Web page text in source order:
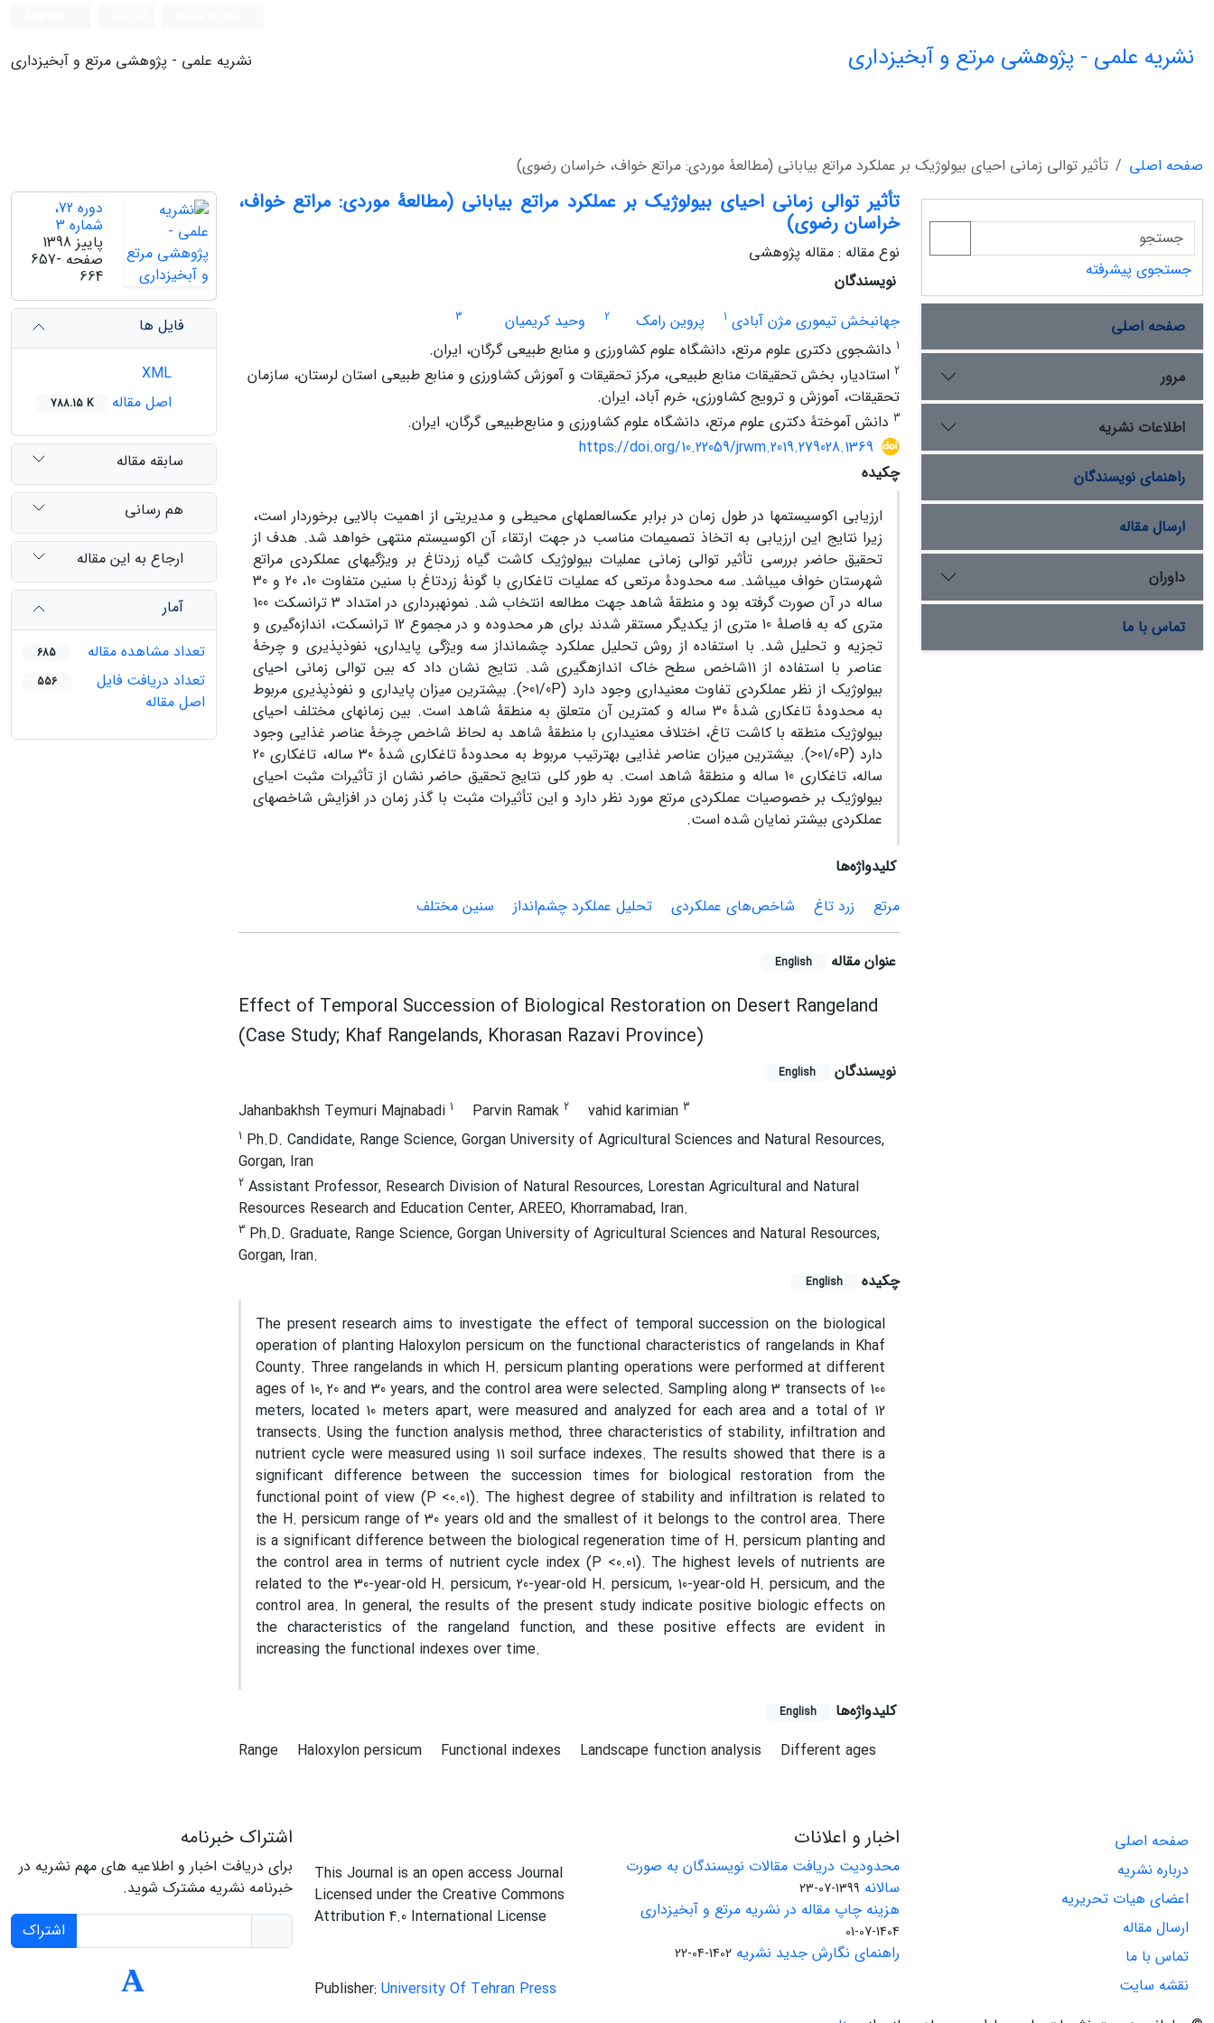
نشریه علمی - پژوهشی مرتع و آبخیزداری نشریه علمی - پژوهشی مرتع و آبخیزداری
صفحه اصلی تأثیر توالی زمانی احیای بیولوژیک بر عملکرد مراتع بیابانی (مطالعۀ موردی: مراتع خواف، خراسان رضوی)
تأثیر توالی زمانی احیای بیولوژیک بر عملکرد مراتع بیابانی (مطالعۀ موردی: مراتع خواف،
خراسان رضوی)
نوع مقاله : مقاله پژوهشی
نویسندگان
جهانبخش تیموری مژن آبادی 1 پروین رامک 2 وحید کریمیان
3
1 دانشجوی دکتری علوم مرتع، دانشگاه علوم کشاورزی و منابع طبیعی گرگان، ایران.
2 استادیار، بخش تحقیقات منابع طبیعی، مرکز تحقیقات و آموزش کشاورزی و منابع طبیعی استان لرستان، سازمان
تحقیقات، آموزش و ترویج کشاورزی، خرم آباد، ایران.
3 دانش آموختۀ دکتری علوم مرتع، دانشگاه علوم کشاورزی و منابع‌طبیعی گرگان، ایران.
https://doi.org/10.22059/jrwm.2019.279028.1369
چکیده
ارزیابی اکوسیستم­ها در طول زمان در برابر عکس­العمل­های محیطی و مدیریتی از اهمیت بالایی برخوردار است،
زیرا نتایج این ارزیابی به اتخاذ تصمیمات مناسب در جهت ارتقاء آن اکوسیستم منتهی خواهد شد. هدف از
تحقیق حاضر بررسی تأثیر توالی زمانی عملیات بیولوژیک کاشت گیاه زردتاغ بر ویژگی­های عملکردی مراتع
شهرستان خواف می­باشد. سه محدودۀ مرتعی که عملیات تاغکاری­ با گونۀ زردتاغ با سنین متفاوت 10، 20 و 30
ساله در آن صورت گرفته بود و منطقۀ شاهد جهت مطالعه انتخاب شد. نمونه­برداری در امتداد 3 ترانسکت­ 100
متری که به فاصلۀ 10 متری از یکدیگر مستقر شدند برای هر محدوده و در مجموع 12 ترانسکت، اندازه‌گیری و
تجزیه و تحلیل شد. با استفاده از روش تحلیل عملکرد چشم­انداز سه ویژگی پایداری، نفوذپذیری و چرخۀ
عناصر با استفاده از 11شاخص سطح خاک اندازه­گیری شد.­ نتایج نشان داد که بین توالی زمانی احیای
بیولوژیک از نظر عملکردی تفاوت معنی­داری وجود دارد (01/0P<). بیشترین میزان پایداری و نفوذپذیری مربوط
به محدودۀ تاغکاری شدۀ 30 ساله و کمترین آن متعلق به منطقۀ شاهد است. بین زمان­های مختلف احیای
بیولوژیک منطقه با کاشت تاغ، اختلاف معنی­داری با منطقۀ شاهد به لحاظ شاخص چرخۀ عناصر غذایی وجود
دارد (01/0P<). بیشترین میزان عناصر غذایی به­ترتیب مربوط به محدودۀ تاغکاری شدۀ 30 ساله، تاغکاری 20
ساله، تاغکاری 10 ساله و منطقۀ شاهد است. به طور کلی نتایج تحقیق حاضر نشان از تأثیرات مثبت احیای
بیولوژیک بر خصوصیات عملکردی مرتع مورد نظر دارد و این تأثیرات مثبت با گذر زمان در افزایش شاخص­های
عملکردی بیشتر نمایان شده است.
کلیدواژه‌ها
مرتع
زرد تاغ شاخص‌های عملکردی تحلیل عملکرد چشم‌انداز سنین مختلف
عنوان مقاله English
Effect of Temporal Succession of Biological Restoration on Desert Rangeland
(Case Study; Khaf Rangelands, Khorasan Razavi Province)
نویسندگان English
Jahanbakhsh Teymuri Majnabadi 1 Parvin Ramak 2 vahid karimian 3
1 Ph.D. Candidate, Range Science, Gorgan University of Agricultural Sciences and Natural Resources,
Gorgan, Iran
2 Assistant Professor, Research Division of Natural Resources, Lorestan Agricultural and Natural
Resources Research and Education Center, AREEO, Khorramabad, Iran.
3 Ph.D. Graduate, Range Science, Gorgan University of Agricultural Sciences and Natural Resources,
Gorgan, Iran.
چکیده
English
The present research aims to investigate the effect of temporal succession on the biological
operation of planting Haloxylon persicum on the functional characteristics of rangelands in Khaf
County. Three rangelands in which H. persicum planting operations were performed at different
ages of 10, 20 and 30 years, and the control area were selected. Sampling along 3 transects of 100
meters, located 10 meters apart, were measured and analyzed for each area and a total of 12
transects. Using the function analysis method, three characteristics of stability, infiltration and
nutrient cycle were measured using 11 soil surface indexes. The results showed that there is a
significant difference between the succession times for biological restoration from the
functional point of view (P <0.01). The highest degree of stability and infiltration is related to
the H. persicum range of 30 years old and the smallest of it belongs to the control area. There
is a significant difference between the biological regeneration time of H. persicum planting and
the control area in terms of nutrient cycle index (P <0.01). The highest levels of nutrients are
related to the 30-year-old H. persicum, 20-year-old H. persicum, 10-year-old H. persicum, and the
control area. In general, the results of the present study indicate positive biologic effects on
the characteristics of the rangeland function, and these positive effects are evident in
increasing the functional indexes over time.
کلیدواژه‌ها English
Range Haloxylon persicum Functional indexes Landscape function analysis Different ages
دوره 72،
شماره 3
پاییز 1398
صفحه 657-
664
فایل ها
اصل مقاله
788.15 K
سابقه مقاله
هم رسانی
ارجاع به این مقاله
آمار
تعداد مشاهده مقاله
685
تعداد دریافت فایل
اصل مقاله
556
جستجوی پیشرفته
صفحه اصلی
مرور
اطلاعات نشریه
راهنمای نویسندگان
ارسال مقاله
داوران
تماس با ما
صفحه اصلی
درباره نشریه
اعضای هیات تحریریه
ارسال مقاله
تماس با ما
نقشه سایت
اخبار و اعلانات
محدودیت دریافت مقالات نویسندگان به صورت
سالانه 1399-07-23
هزینه چاپ مقاله در نشریه مرتع و آبخیزداری
1404-07-01
راهنمای نگارش جدید نشریه 1402-04-22
This Journal is an open access Journal
Licensed under the Creative Commons
Attribution 4.0 International License
Publisher: University Of Tehran Press
اشتراک خبرنامه
برای دریافت اخبار و اطلاعیه های مهم نشریه در
خبرنامه نشریه مشترک شوید.
اشتراک